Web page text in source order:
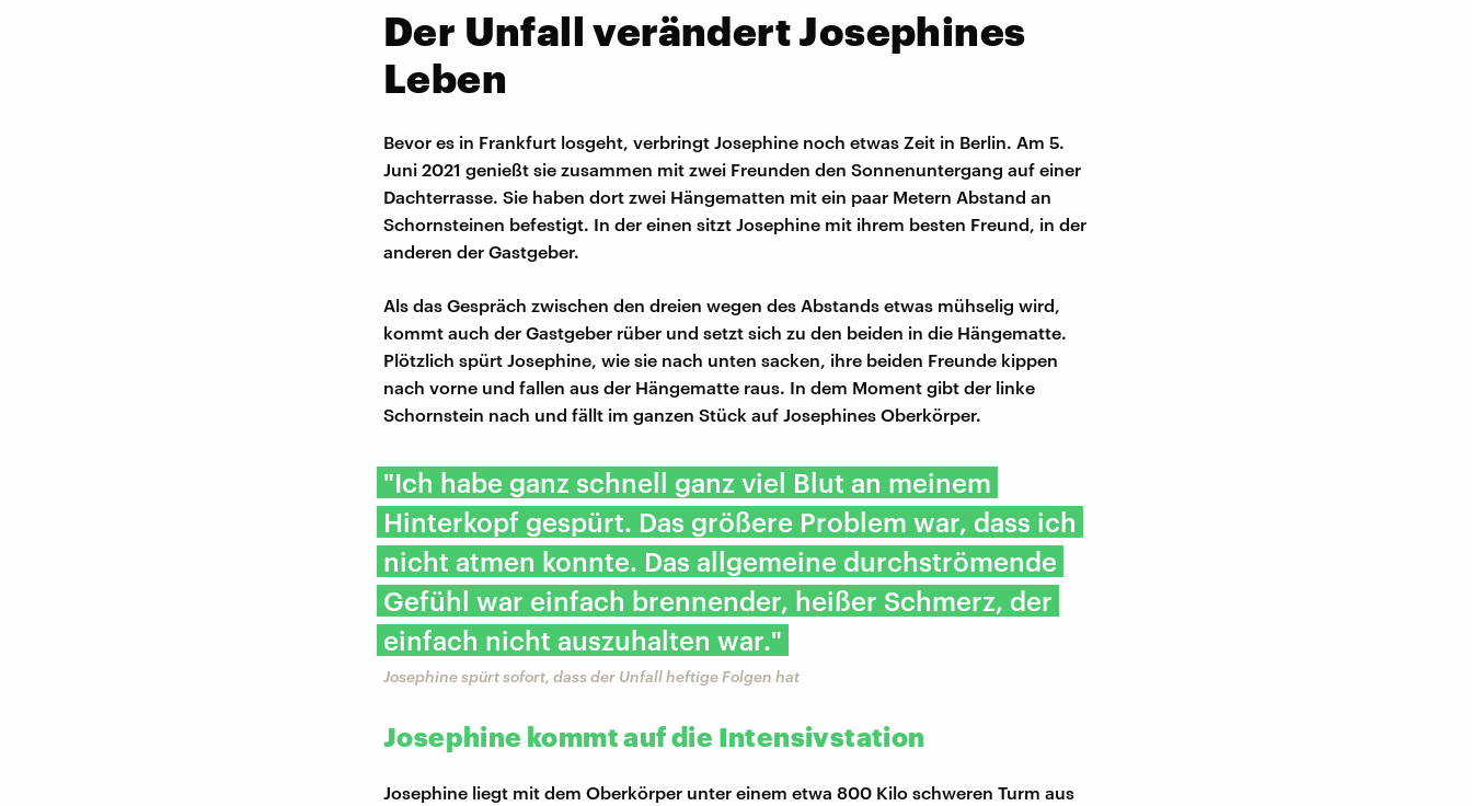
Der Unfall verändert Josephines
Leben
Bevor es in Frankfurt losgeht, verbringt Josephine noch etwas Zeit in Berlin. Am 5.
Juni 2021 genießt sie zusammen mit zwei Freunden den Sonnenuntergang auf einer
Dachterrasse. Sie haben dort zwei Hängematten mit ein paar Metern Abstand an
Schornsteinen befestigt. In der einen sitzt Josephine mit ihrem besten Freund, in der
anderen der Gastgeber.
Als das Gespräch zwischen den dreien wegen des Abstands etwas mühselig wird,
kommt auch der Gastgeber rüber und setzt sich zu den beiden in die Hängematte.
Plötzlich spürt Josephine, wie sie nach unten sacken, ihre beiden Freunde kippen
nach vorne und fallen aus der Hängematte raus. In dem Moment gibt der linke
Schornstein nach und fällt im ganzen Stück auf Josephines Oberkörper.
"Ich habe ganz schnell ganz viel Blut an meinem
Hinterkopf gespürt. Das größere Problem war, dass ich
nicht atmen konnte. Das allgemeine durchströmende
Gefühl war einfach brennender, heißer Schmerz, der
einfach nicht auszuhalten war."
Josephine spürt sofort, dass der Unfall heftige Folgen hat
Josephine kommt auf die Intensivstation
Josephine liegt mit dem Oberkörper unter einem etwa 800 Kilo schweren Turm aus